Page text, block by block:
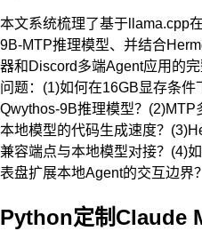
本文系统梳理了基于llama.cpp
9B-MTP推理模型、并结合
器和Discord多端Agent应用的
问题：(1)如何在16GB显存条
Qwythos-9B推理模型？
本地模型的代码生成速度？
兼容端点与本地模型对接？(4)
表盘扩展本地Agent的交互边界？
Python定制Claude